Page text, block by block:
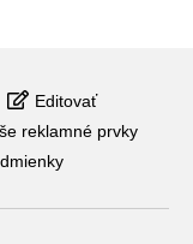
Editovať
reklamné prvky